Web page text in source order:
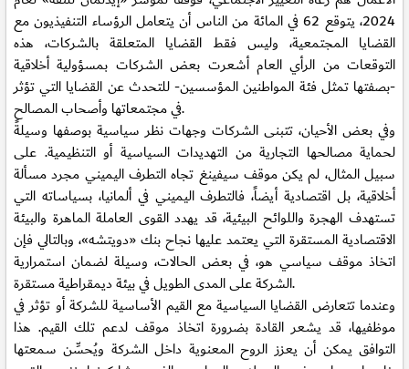
2024، يتوقع 62 في المائة من الناس أن يتعامل الرؤساء التنفيذيون مع
القضايا المجتمعية، وليس فقط القضايا المتعلقة بالشركات، هذه
التوقعات من الرأي العام أشعرت بعض الشركات بمسؤولية أخلاقية
-بصفتها تمثل فئة المواطنين المؤسسين- للتحدث عن القضايا التي تؤثر
في مجتمعاتها وأصحاب المصالح.
وفي بعض الأحيان، تتبنى الشركات وجهات نظر سياسية بوصفها وسيلةً
لحماية مصالحها التجارية من التهديدات السياسية أو التنظيمية. على
سبيل المثال، لم يكن موقف سيفينغ تجاه التطرف اليميني مجرد مسألة
أخلاقية، بل اقتصادية أيضاً، فالتطرف اليميني في ألمانيا، بسياساته التي
تستهدف الهجرة واللوائح البيئية، قد يهدد القوى العاملة الماهرة والبيئة
الاقتصادية المستقرة التي يعتمد عليها نجاح بنك «دويتشه»، وبالتالي فإن
اتخاذ موقف سياسي هو، في بعض الحالات، وسيلة لضمان استمرارية
الشركة على المدى الطويل في بيئة ديمقراطية مستقرة.
وعندما تتعارض القضايا السياسية مع القيم الأساسية للشركة أو تؤثر في
موظفيها، قد يشعر القادة بضرورة اتخاذ موقف لدعم تلك القيم. هذا
التوافق يمكن أن يعزز الروح المعنوية داخل الشركة ويُحسِّن سمعتها